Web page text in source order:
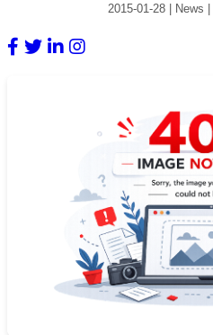
2015-01-28| News